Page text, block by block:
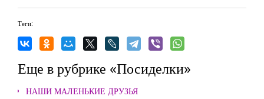
Теги:
Еще в рубрике «Посиделки»
НАШИ МАЛЕНЬКИЕ ДРУЗЬЯ